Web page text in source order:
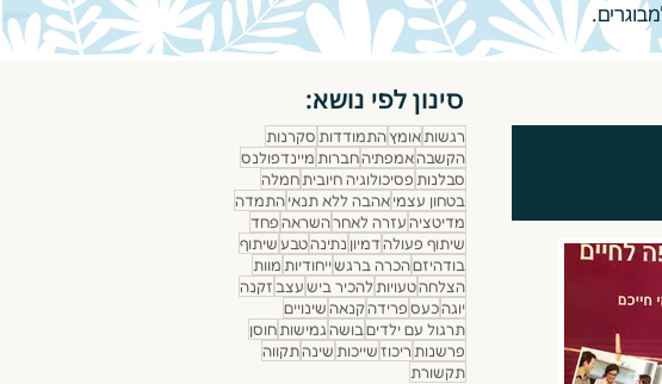
סינון לפי נושא:
רגשותאומץהתמודדות סקרנות
הקשבהאמפתיהחברות מיינדפולנס
סבלנות פסיכולוגיה חיוביתחמלה
בטחון עצמיאהבה ללא תנאיהתמדה
מדיטציהעזרה לאחרהשראהפחד
שיתוף פעולהדמיון נתינהטבע שיתוף
בודהיזםהכרה ברגשייחודיות מוות
הצלחהטעויותלהכיר בישעצב זקנה
יוגהכעספרידהקנאהשינויים
תרגול עם ילדיםבושהגמישותחוסן
פרשנות ריכוזשייכות שינהתקווה
תקשורת